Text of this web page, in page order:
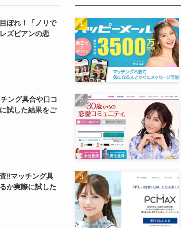
ぼれ！「ノリで
ズビアンの恋
ング具合や口コ
試した結果をご
‼マッチング具
か実際に試した